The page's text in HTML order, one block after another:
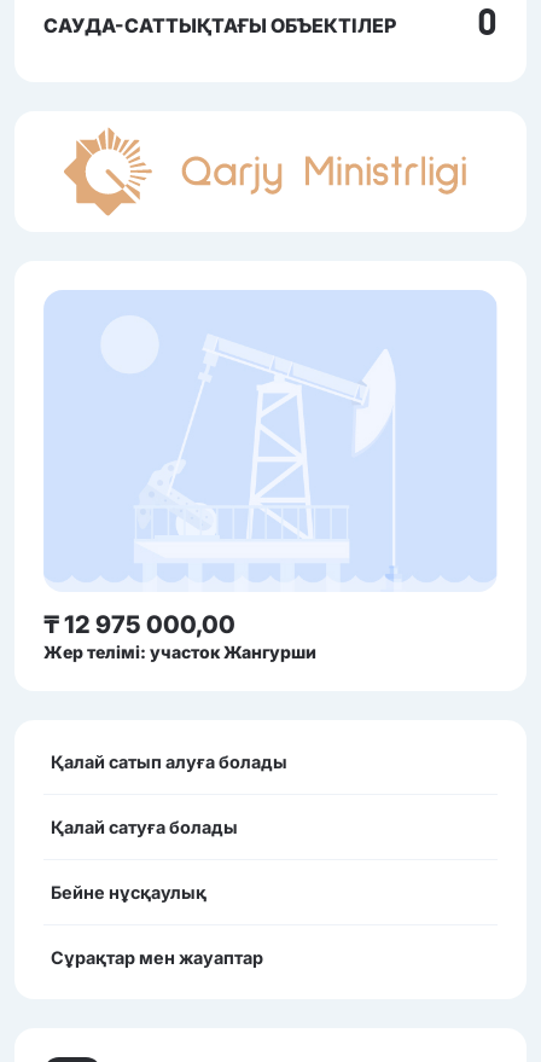
САУДА-САТТЫҚТАҒЫ ОБЪЕКТІЛЕР 0
₸ 12 975 000,00
Жер телімі: участок Жангурши
Қалай сатып алуға болады
Қалай сатуға болады
Бейне нұсқаулық
Сұрақтар мен жауаптар